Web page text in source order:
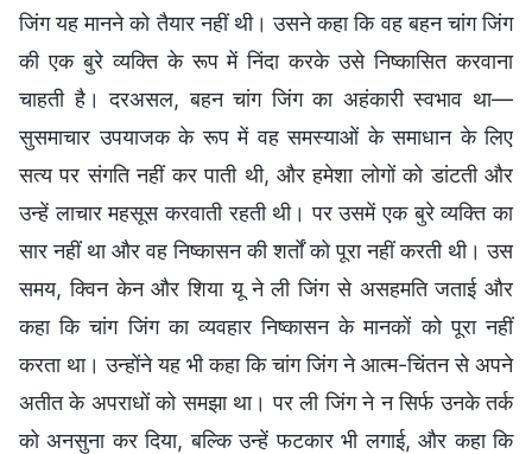
जिंग यह मानने को तैयार नहीं थी। उसने कहा कि वह बहन चांग जिंग
की एक बुरे व्यक्ति के रूप में निंदा करके उसे निष्कासित करवाना
चाहती है। दरअसल, बहन चांग जिंग का अहंकारी स्वभाव था—
सुसमाचार उपयाजक के रूप में वह समस्याओं के समाधान के लिए
सत्य पर संगति नहीं कर पाती थी, और हमेशा लोगों को डांटती और
उन्हें लाचार महसूस करवाती रहती थी। पर उसमें एक बुरे व्यक्ति का
सार नहीं था और वह निष्कासन की शर्तों को पूरा नहीं करती थी। उस
समय, क्विन केन और शिया यू ने ली जिंग से असहमति जताई और
कहा कि चांग जिंग का व्यवहार निष्कासन के मानकों को पूरा नहीं
करता था। उन्होंने यह भी कहा कि चांग जिंग ने आत्म-चिंतन से अपने
अतीत के अपराधों को समझा था। पर ली जिंग ने न सिर्फ उनके तर्क
को अनसुना कर दिया, बल्कि उन्हें फटकार भी लगाई, और कहा कि